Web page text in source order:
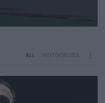
ALL MOTOCROSS